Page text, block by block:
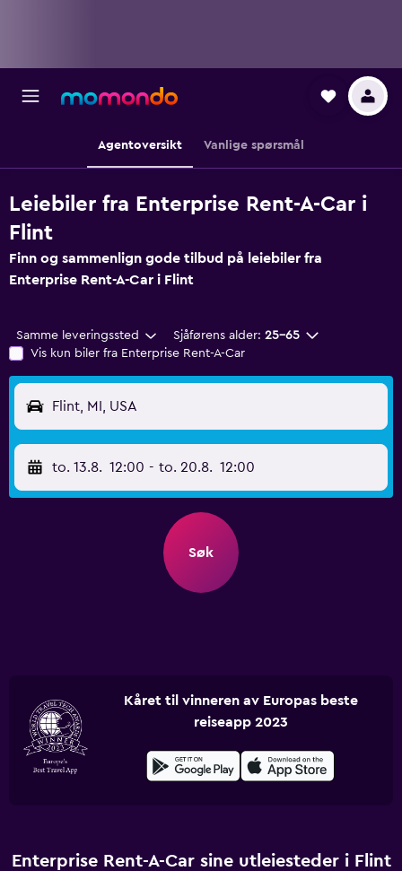
Agentoversikt Vanlige spørsmål
Leiebiler fra Enterprise Rent-A-Car i
Flint
Finn og sammenlign gode tilbud på leiebiler fra
Enterprise Rent-A-Car i Flint
Samme leveringssted Sjåførens alder: 25–65
Vis kun biler fra Enterprise Rent-A-Car
Flint, MI, USA
to. 13.8. 12:00 - to. 20.8. 12:00
Søk
Kåret til vinneren av Europas beste
reiseapp 2023
Enterprise Rent-A-Car sine utleiesteder i Flint